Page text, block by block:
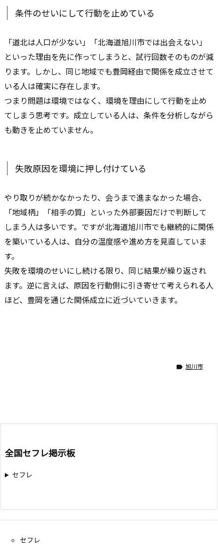
条件のせいにして行動を止めている
「道北は人口が少ない」「北海道旭川市では出会えない」
といった理由を先に作ってしまうと、試行回数そのものが減
ります。しかし、同じ地域でも豊岡経由で関係を成立させて
いる人は確実に存在します。
つまり問題は環境ではなく、環境を理由にして行動を止め
てしまう思考です。成立している人は、条件を分析しながら
も動きを止めていません。
失敗原因を環境に押し付けている
やり取りが続かなかったり、会うまで進まなかった場合、
「地域柄」「相手の質」といった外部要因だけで判断して
しまう人は多いです。ですが北海道旭川市でも継続的に関係
を築いている人は、自分の温度感や進め方を見直していま
す。
失敗を環境のせいにし続ける限り、同じ結果が繰り返され
ます。逆に言えば、原因を行動側に引き寄せて考えられる人
ほど、豊岡を通じた関係成立に近づいていきます。
 旭川市
全国セフレ掲示板
セフレ
セフレ